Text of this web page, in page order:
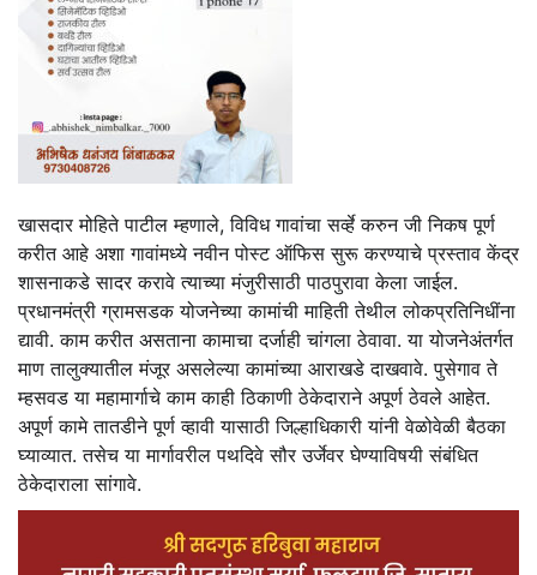
खासदार मोहिते पाटील म्हणाले, विविध गावांचा सर्व्हे करुन जी निकष पूर्ण
करीत आहे अशा गावांमध्ये नवीन पोस्ट ऑफिस सुरू करण्याचे प्रस्ताव केंद्र
शासनाकडे सादर करावे त्याच्या मंजुरीसाठी पाठपुरावा केला जाईल.
प्रधानमंत्री ग्रामसडक योजनेच्या कामांची माहिती तेथील लोकप्रतिनिधींना
द्यावी. काम करीत असताना कामाचा दर्जाही चांगला ठेवावा. या योजनेअंतर्गत
माण तालुक्यातील मंजूर असलेल्या कामांच्या आराखडे दाखवावे. पुसेगाव ते
म्हसवड या महामार्गाचे काम काही ठिकाणी ठेकेदाराने अपूर्ण ठेवले आहेत.
अपूर्ण कामे तातडीने पूर्ण व्हावी यासाठी जिल्हाधिकारी यांनी वेळोवेळी बैठका
घ्याव्यात. तसेच या मार्गावरील पथदिवे सौर उर्जेवर घेण्याविषयी संबंधित
ठेकेदाराला सांगावे.